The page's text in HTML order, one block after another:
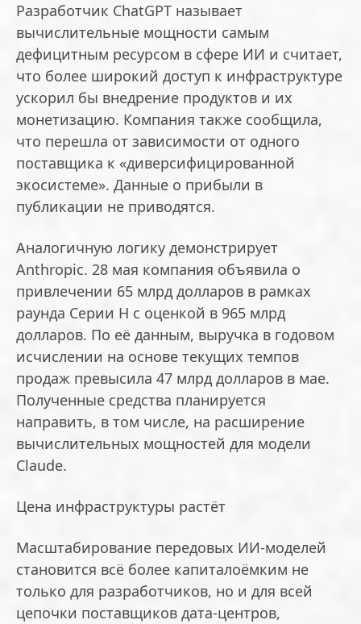
Разработчик ChatGPT называет
вычислительные мощности самым
дефицитным ресурсом в сфере ИИ и считает,
что более широкий доступ к инфраструктуре
ускорил бы внедрение продуктов и их
монетизацию. Компания также сообщила,
что перешла от зависимости от одного
поставщика к «диверсифицированной
экосистеме». Данные о прибыли в
публикации не приводятся.
Аналогичную логику демонстрирует
Anthropic. 28 мая компания объявила о
привлечении 65 млрд долларов в рамках
раунда Серии H с оценкой в 965 млрд
долларов. По её данным, выручка в годовом
исчислении на основе текущих темпов
продаж превысила 47 млрд долларов в мае.
Полученные средства планируется
направить, в том числе, на расширение
вычислительных мощностей для модели
Claude.
Цена инфраструктуры растёт
Масштабирование передовых ИИ-моделей
становится всё более капиталоёмким не
только для разработчиков, но и для всей
цепочки поставщиков дата-центров,